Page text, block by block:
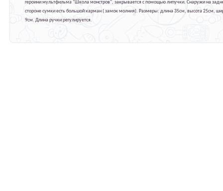
героини мультфильма "Школа монстров", закрывается с помощью липучки. Снаружи на
стороне сумки есть большой карман ( замок молния). Размеры: длина 35см, высота 25см,
9см. Длина ручки регулируется.